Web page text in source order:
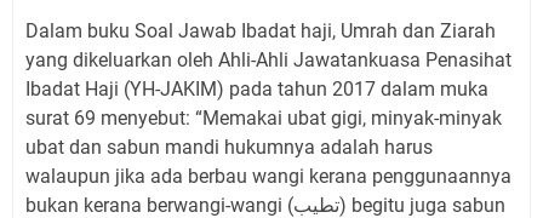
Dalam buku Soal Jawab Ibadat haji, Umrah dan Ziarah
yang dikeluarkan oleh Ahli-Ahli Jawatankuasa Penasihat
Ibadat Haji (YH-JAKIM) pada tahun 2017 dalam muka
surat 69 menyebut: “Memakai ubat gigi, minyak-minyak
ubat dan sabun mandi hukumnya adalah harus
walaupun jika ada berbau wangi kerana penggunaannya
bukan kerana berwangi-wangi (تطيب) begitu juga sabun